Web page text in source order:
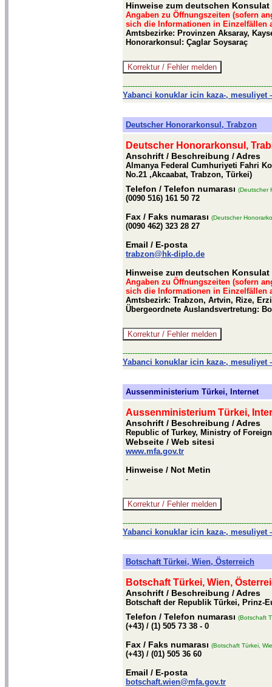
Hinweise zum deutschen Konsulat
Angaben zu Öffnungszeiten (sofern
sich die Informationen in Einzelfällen
Amtsbezirke: Provinzen Aksaray,
Honorarkonsul: Çaglar Soysaraç
Yabanci konuklar icin kaza-, mesuliyet
Deutscher Honorarkonsul, Trabzon
Deutscher Honorarkonsul,
Anschrift / Beschreibung / Adres
Almanya Federal Cumhuriyeti Fahri
No.21 ,Akcaabat, Trabzon, Türkei)
Telefon / Telefon numarası (Deutscher
(0090 516) 161 50 72
Fax / Faks numarası (Deutscher
(0090 462) 323 28 27
Email / E-posta
trabzon@hk-diplo.de
Hinweise zum deutschen Konsulat
Angaben zu Öffnungszeiten (sofern
sich die Informationen in Einzelfällen
Amtsbezirk: Trabzon, Artvin, Rize,
Übergeordnete Auslandsvertretung:
Yabanci konuklar icin kaza-, mesuliyet
Aussenministerium Türkei, Internet
Aussenministerium Türkei,
Anschrift / Beschreibung / Adres
Republic of Turkey, Ministry of
Webseite / Web sitesi
www.mfa.gov.tr
Hinweise / Not Metin
-
Yabanci konuklar icin kaza-, mesuliyet
Botschaft Türkei, Wien, Österreich
Botschaft Türkei, Wien,
Anschrift / Beschreibung / Adres
Botschaft der Republik Türkei, Prinz-
Telefon / Telefon numarası (Botschaft
(+43) / (1) 505 73 38 - 0
Fax / Faks numarası (Botschaft Türkei,
(+43) / (01) 505 36 60
Email / E-posta
botschaft.wien@mfa.gov.tr